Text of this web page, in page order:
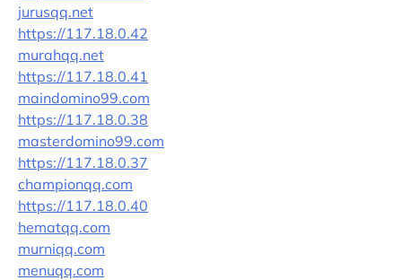
jurusqq.net
https://117.18.0.42
murahqq.net
https://117.18.0.41
maindomino99.com
https://117.18.0.38
masterdomino99.com
https://117.18.0.37
championqq.com
https://117.18.0.40
hematqq.com
murniqq.com
menuqq.com